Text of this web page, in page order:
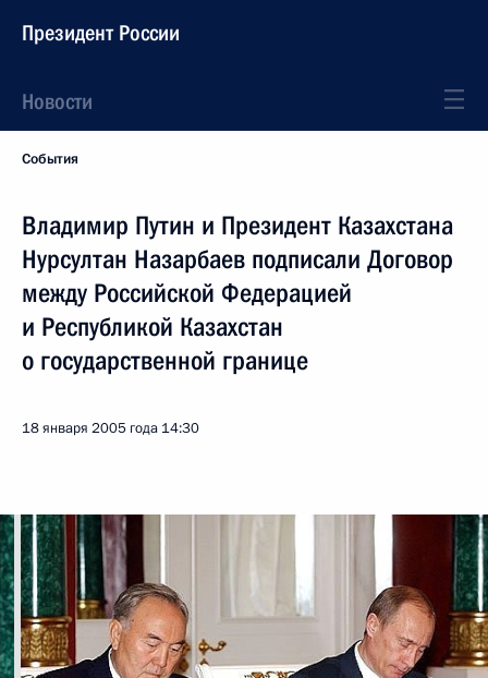
Президент России
Новости
События
Владимир Путин и Президент Казахстана
Нурсултан Назарбаев подписали Договор
между Российской Федерацией
и Республикой Казахстан
о государственной границе
18 января 2005 года 14:30